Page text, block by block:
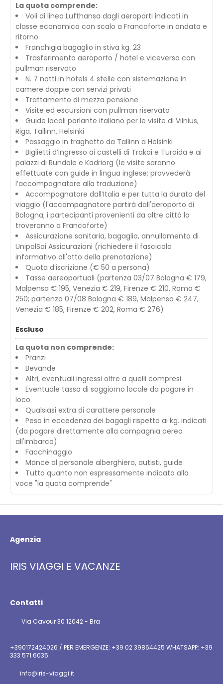
La quota comprende:
Voli di linea Lufthansa dagli aeroporti indicati in
classe economica con scalo a Francoforte in andata e
ritorno
Franchigia bagaglio in stiva kg. 23
Trasferimento aeroporto / hotel e viceversa con
pullman riservato
N. 7 notti in hotels 4 stelle con sistemazione in
camere doppie con servizi privati
Trattamento di mezza pensione
Visite ed escursioni con pullman riservato
Guide locali parlante italiano per le visite di Vilnius,
Riga, Tallinn, Helsinki
Passaggio in traghetto da Tallinn a Helsinki
Biglietti d’ingresso ai castelli di Trakai e Turaida e ai
palazzi di Rundale e Kadriorg (le visite saranno
effettuate con guide in lingua inglese; provvederà
l’accompagnatore alla traduzione)
Accompagnatore dall’Italia e per tutta la durata del
viaggio (l'accompagnatore partirà dall'aeroporto di
Bologna; i partecipanti provenienti da altre città lo
troveranno a Francoforte)
Assicurazione sanitaria, bagaglio, annullamento di
UnipolSai Assicurazioni (richiedere il fascicolo
informativo all'atto della prenotazione)
Quota d’iscrizione (€ 50 a persona)
Tasse aereoportuali (partenza 03/07 Bologna € 179,
Malpensa € 195, Venezia € 219, Firenze € 210, Roma €
250; partenza 07/08 Bologna € 189, Malpensa € 247,
Venezia € 185, Firenze € 202, Roma € 276)
Escluso
La quota non comprende:
Pranzi
Bevande
Altri, eventuali ingressi oltre a quelli compresi
Eventuale tassa di soggiorno locale da pagare in
loco
Qualsiasi extra di carattere personale
Peso in eccedenza dei bagagli rispetto ai kg. indicati
(da pagare direttamente alla compagnia aerea
all'imbarco)
Facchinaggio
Mance al personale alberghiero, autisti, guide
Tutto quanto non espressamente indicato alla
voce "la quota comprende"
Agenzia
IRIS VIAGGI E VACANZE
Contatti
Via Cavour 30 12042 - Bra
+390172424026 / PER EMERGENZE: +39 02 39864425 WHATSAPP: +39
333 571 6035
info@iris-viaggi.it